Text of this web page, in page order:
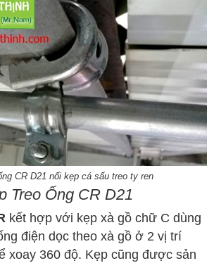
CR D21 nối kẹp cá sấu treo ty ren
Treo Ống CR D21
kết hợp với kẹp xà gồ chữ C dùng
điện dọc theo xà gồ ở 2 vị trí
xoay 360 độ. Kẹp cũng được sản